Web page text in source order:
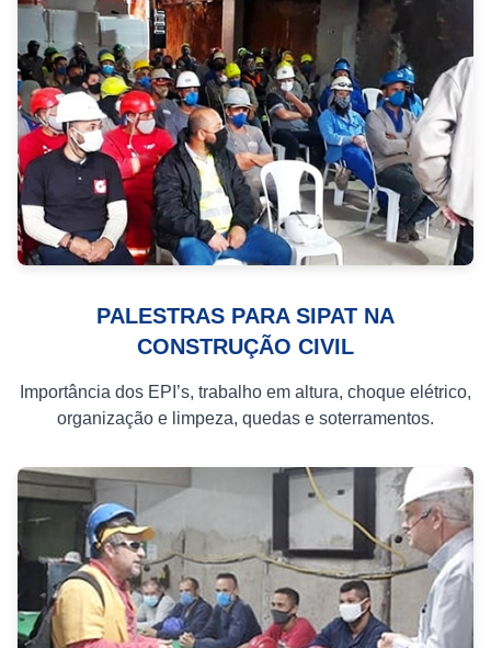
PALESTRAS PARA SIPAT NA
CONSTRUÇÃO CIVIL
Importância dos EPI’s, trabalho em altura, choque elétrico,
organização e limpeza, quedas e soterramentos.